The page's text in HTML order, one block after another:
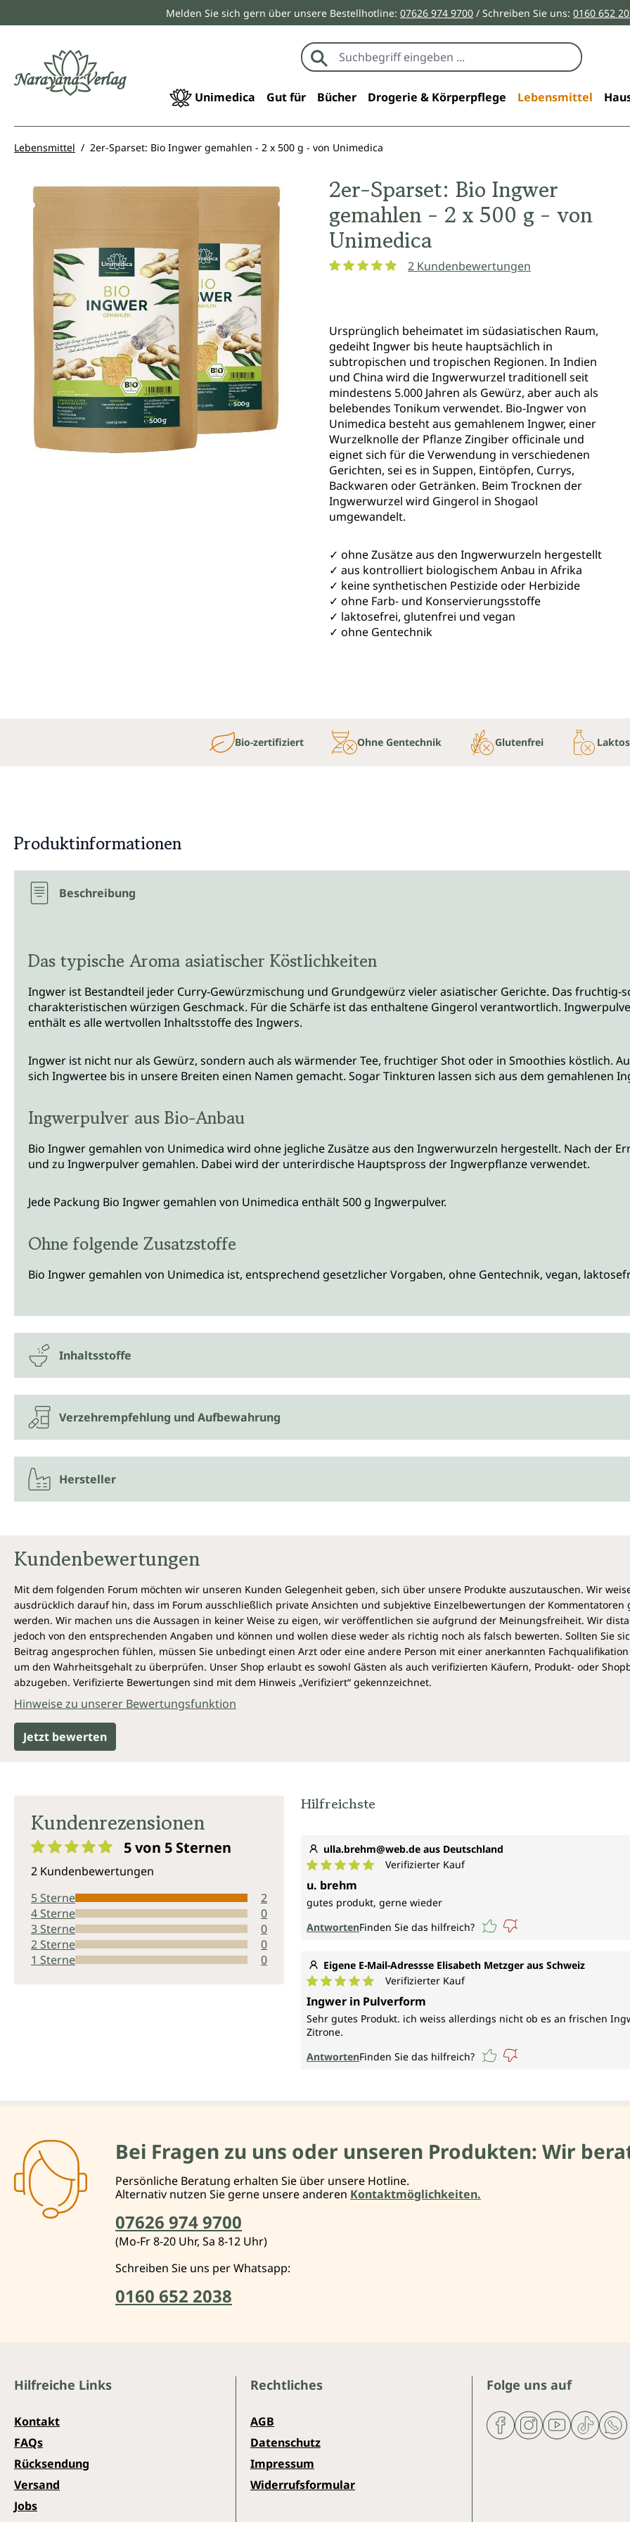
Zur Hauptnavigation springenMelden Sie sich gern über unsere Bestellhotline: 07626 974 9700 / Schreiben Sie uns: 0160 652
Unimedica Gut für Bücher Drogerie & Körperpflege Lebensmittel
Lebensmittel 2er-Sparset: Bio Ingwer gemahlen - 2 x 500 g - von Unimedica
Bildergalerie überspringen
2er-Sparset: Bio Ingwer
gemahlen - 2 x 500 g - von
Unimedica
2 Kundenbewertungen
Ursprünglich beheimatet im südasiatischen Raum,
gedeiht Ingwer bis heute hauptsächlich in
subtropischen und tropischen Regionen. In Indien
und China wird die Ingwerwurzel traditionell seit
mindestens 5.000 Jahren als Gewürz, aber auch als
belebendes Tonikum verwendet. Bio-Ingwer von
Unimedica besteht aus gemahlenem Ingwer, einer
Wurzelknolle der Pflanze Zingiber officinale und
eignet sich für die Verwendung in verschiedenen
Gerichten, sei es in Suppen, Eintöpfen, Currys,
Backwaren oder Getränken. Beim Trocknen der
Ingwerwurzel wird Gingerol in Shogaol
umgewandelt.
✓ ohne Zusätze aus den Ingwerwurzeln hergestellt
✓ aus kontrolliert biologischem Anbau in Afrika
✓ keine synthetischen Pestizide oder Herbizide
✓ ohne Farb- und Konservierungsstoffe
✓ laktosefrei, glutenfrei und vegan
✓ ohne Gentechnik
Bio-zertifiziert Ohne Gentechnik Glutenfrei
Produktinformationen
Beschreibung
Das typische Aroma asiatischer Köstlichkeiten
Ingwer ist Bestandteil jeder Curry-Gewürzmischung und Grundgewürz vieler asiatischer Gerichte. Das fruchtig-
charakteristischen würzigen Geschmack. Für die Schärfe ist das enthaltene Gingerol verantwortlich.
enthält es alle wertvollen Inhaltsstoffe des Ingwers.
Ingwer ist nicht nur als Gewürz, sondern auch als wärmender Tee, fruchtiger Shot oder in Smoothies köstlich.
sich Ingwertee bis in unsere Breiten einen Namen gemacht. Sogar Tinkturen lassen sich aus dem gemahlenen
Ingwerpulver aus Bio-Anbau
Bio Ingwer gemahlen von Unimedica wird ohne jegliche Zusätze aus den Ingwerwurzeln hergestellt. Nach der
und zu Ingwerpulver gemahlen. Dabei wird der unterirdische Hauptspross der Ingwerpflanze verwendet.
Jede Packung Bio Ingwer gemahlen von Unimedica enthält 500 g Ingwerpulver.
Ohne folgende Zusatzstoffe
Bio Ingwer gemahlen von Unimedica ist, entsprechend gesetzlicher Vorgaben, ohne Gentechnik, vegan,
Inhaltsstoffe
Verzehrempfehlung und Aufbewahrung
Hersteller
Kundenbewertungen
Mit dem folgenden Forum möchten wir unseren Kunden Gelegenheit geben, sich über unsere Produkte auszutauschen. Wir
ausdrücklich darauf hin, dass im Forum ausschließlich private Ansichten und subjektive Einzelbewertungen der Kommentatoren
werden. Wir machen uns die Aussagen in keiner Weise zu eigen, wir veröffentlichen sie aufgrund der Meinungsfreiheit. Wir
jedoch von den entsprechenden Angaben und können und wollen diese weder als richtig noch als falsch bewerten. Sollten Sie
Beitrag angesprochen fühlen, müssen Sie unbedingt einen Arzt oder eine andere Person mit einer anerkannten
um den Wahrheitsgehalt zu überprüfen. Unser Shop erlaubt es sowohl Gästen als auch verifizierten Käufern, Produkt- oder
abzugeben. Verifizierte Bewertungen sind mit dem Hinweis „Verifiziert“ gekennzeichnet.
Hinweise zu unserer Bewertungsfunktion
Jetzt bewerten
Kundenrezensionen
5 von 5 Sternen
2 Kundenbewertungen
5 Sterne
2
4 Sterne
0
3 Sterne
0
2 Sterne
0
1 Sterne
0
Hilfreichste
ulla.brehm@web.de aus Deutschland
Durchschnittliche Bewertung von 5 von 5 Sternen
Verifizierter Kauf
u. brehm
gutes produkt, gerne wieder
AntwortenFinden Sie das hilfreich?
Eigene E-Mail-Adressse Elisabeth Metzger aus Schweiz
Durchschnittliche Bewertung von 5 von 5 Sternen
Verifizierter Kauf
Ingwer in Pulverform
Sehr gutes Produkt. ich weiss allerdings nicht ob es an frischen
Zitrone.
AntwortenFinden Sie das hilfreich?
Bei Fragen zu uns oder unseren Produkten: Wir
Persönliche Beratung erhalten Sie über unsere Hotline.
Alternativ nutzen Sie gerne unsere anderen Kontaktmöglichkeiten.
07626 974 9700
(Mo-Fr 8-20 Uhr, Sa 8-12 Uhr)
Schreiben Sie uns per Whatsapp:
0160 652 2038
Folge uns auf
Hilfreiche Links
Kontakt
FAQs
Rücksendung
Versand
Jobs
Rechtliches
AGB
Datenschutz
Impressum
Widerrufsformular